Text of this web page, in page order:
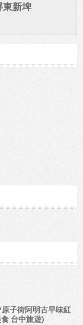
東新埤
子街阿明古早味紅
台中旅遊)